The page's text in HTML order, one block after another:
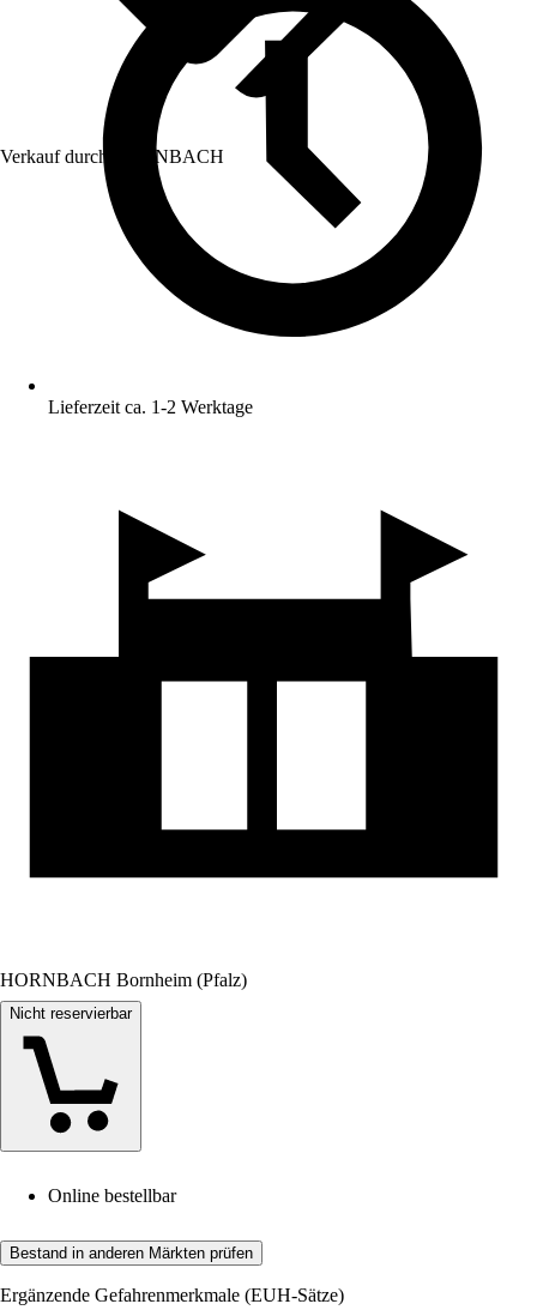
Verkauf durch: HORNBACH
Lieferzeit ca. 1-2 Werktage
HORNBACH Bornheim (Pfalz)
Nicht reservierbar
Online bestellbar
Bestand in anderen Märkten prüfen
Ergänzende Gefahrenmerkmale (EUH-Sätze)